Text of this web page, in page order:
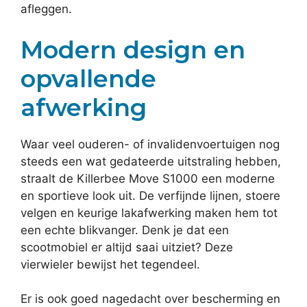
afleggen.
Modern design en
opvallende
afwerking
Waar veel ouderen- of invalidenvoertuigen nog
steeds een wat gedateerde uitstraling hebben,
straalt de Killerbee Move S1000 een moderne
en sportieve look uit. De verfijnde lijnen, stoere
velgen en keurige lakafwerking maken hem tot
een echte blikvanger. Denk je dat een
scootmobiel er altijd saai uitziet? Deze
vierwieler bewijst het tegendeel.
Er is ook goed nagedacht over bescherming en